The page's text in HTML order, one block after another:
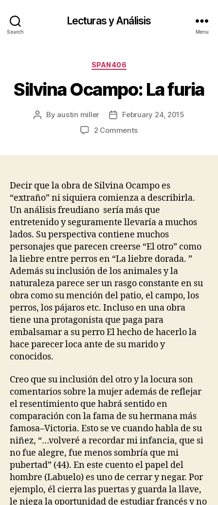
Search
Lecturas y Análisis
Menu
Categories
SPAN406
Silvina Ocampo: La furia
Post
By austin miller
PostFebruary 24, 2015
2 Commentson
Decir que la obra de Silvina Ocampo es
“extraño” ni siquiera comienza a describirla.
Un análisis freudiano sería más que
entretenido y seguramente llevaría a muchos
lados. Su perspectiva contiene muchos
personajes que parecen creerse “El otro” como
la liebre entre perros en “La liebre dorada. ”
Además su inclusión de los animales y la
naturaleza parece ser un rasgo constante en su
obra como su mención del patio, el campo, los
perros, los pájaros etc. Incluso en una obra
tiene una protagonista que paga para
embalsamar a su perro El hecho de hacerlo la
hace parecer loca ante de su marido y
conocidos.
Creo que su inclusión del otro y la locura son
comentarios sobre la mujer además de reflejar
el resentimiento que habrá sentido en
comparación con la fama de su hermana más
famosa–Victoria. Esto se ve cuando habla de su
niñez, “…volveré a recordar mi infancia, que si
no fue alegre, fue menos sombría que mi
pubertad” (44). En este cuento el papel del
hombre (Labuelo) es uno de cerrar y negar. Por
ejemplo, él cierra las puertas y guarda la llave,
le niega la oportunidad de estudiar francés y no